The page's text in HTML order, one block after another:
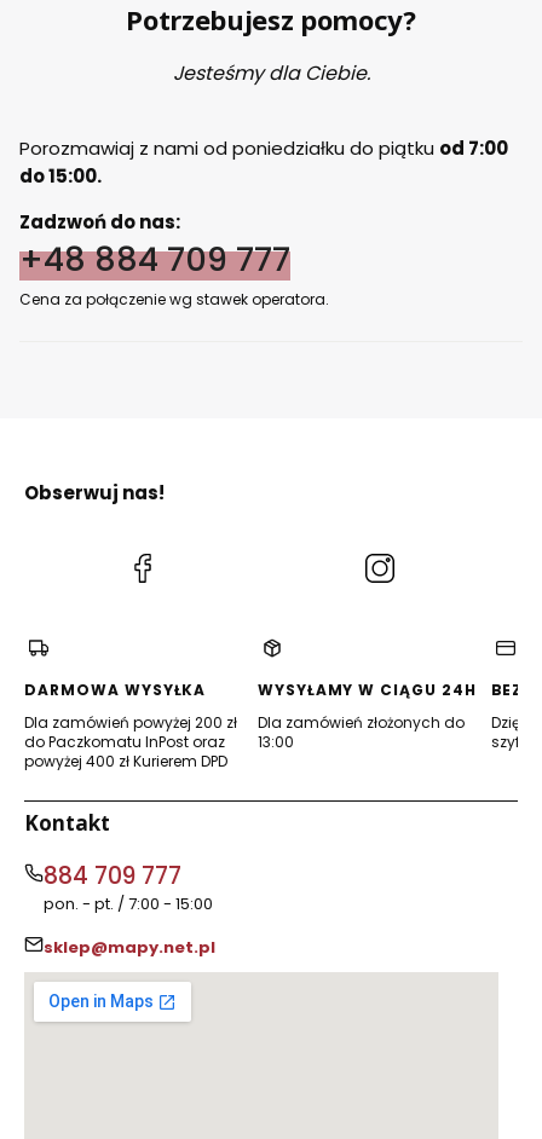
Potrzebujesz pomocy?
Jesteśmy dla Ciebie.
Porozmawiaj z nami od poniedziałku do piątku od 7:00
do 15:00.
Zadzwoń do nas:
+48 884 709 777
Cena za połączenie wg stawek operatora.
Obserwuj nas!
(Otwiera
DARMOWA WYSYŁKA
Dla zamówień powyżej 200 zł
do Paczkomatu InPost oraz
powyżej 400 zł Kurierem DPD
WYSYŁAMY W CIĄGU 24H
Dla zamówień złożonych do
13:00
Dzięki
Kontakt
884 709 777
pon. - pt. / 7:00 - 15:00
sklep@mapy.net.pl